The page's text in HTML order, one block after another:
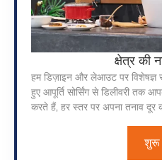
क्षेत्र की
हम डिज़ाइन और लेआउट पर विशेषज्ञ
हुए आपूर्ति सोर्सिंग से डिलीवरी तक
करते हैं, हर स्तर पर अपना तनाव दूर
शुरू